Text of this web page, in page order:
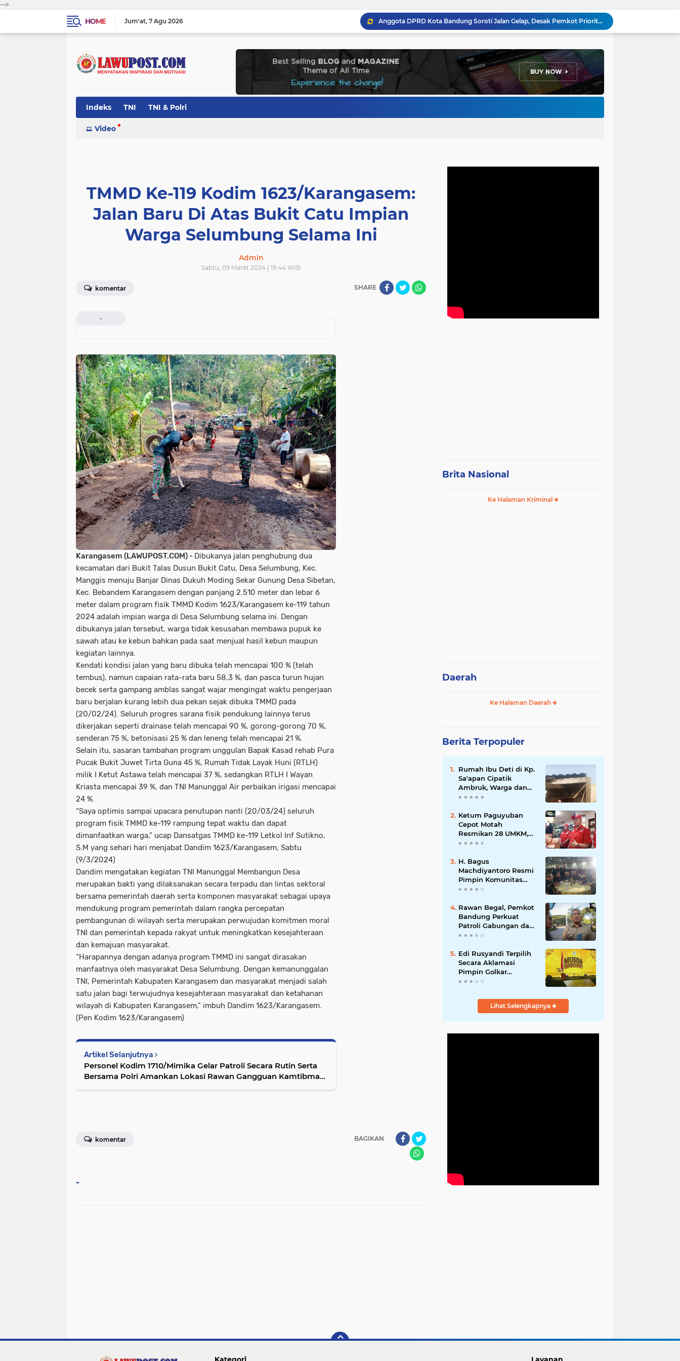
-->
HOME
Jum'at 7 Agu 2026
Anggota DPRD Kota Bandung Soroti Jalan Gelap, Desak Pemkot Prioritaskan Pembenahan PJU
Pemkot Bandung Gandeng Big Bad Wolf Hadirkan Festival Literasi Pages and Plates
Program Gaslah Kota Bandung Raih Apresiasi Pemerintah Pusat, Pengolahan Sampah Capai 30 Persen
Hikmah Setelah Ibadah Salat Jumat: Momentum Memperkuat Iman dan Kepedulian Sosial
Bupati Jeje Ritchie Ismail Rotasikan Kadishub dan Kadisbudpar, Serta Lantik Ratusan ASN Bandung Barat
Indeks TNI TNI & Polri
Video
TMMD Ke-119 Kodim 1623/Karangasem:
Jalan Baru Di Atas Bukit Catu Impian
Warga Selumbung Selama Ini
Admin
Sabtu, 09 Maret 2024 | 19.44 WIB
komentar SHARE
-
Karangasem (LAWUPOST.COM) - Dibukanya jalan penghubung dua
kecamatan dari Bukit Talas Dusun Bukit Catu, Desa Selumbung, Kec.
Manggis menuju Banjar Dinas Dukuh Moding Sekar Gunung Desa Sibetan,
Kec. Bebandem Karangasem dengan panjang 2.510 meter dan lebar 6
meter dalam program fisik TMMD Kodim 1623/Karangasem ke-119 tahun
2024 adalah impian warga di Desa Selumbung selama ini. Dengan
dibukanya jalan tersebut, warga tidak kesusahan membawa pupuk ke
sawah atau ke kebun bahkan pada saat menjual hasil kebun maupun
kegiatan lainnya.
Kendati kondisi jalan yang baru dibuka telah mencapai 100 % (telah
tembus), namun capaian rata-rata baru 58,3 %, dan pasca turun hujan
becek serta gampang amblas sangat wajar mengingat waktu pengerjaan
baru berjalan kurang lebih dua pekan sejak dibuka TMMD pada
(20/02/24). Seluruh progres sarana fisik pendukung lainnya terus
dikerjakan seperti drainase telah mencapai 90 %, gorong-gorong 70 %,
senderan 75 %, betonisasi 25 % dan leneng telah mencapai 21 %.
Selain itu, sasaran tambahan program unggulan Bapak Kasad rehab Pura
Pucak Bukit Juwet Tirta Guna 45 %, Rumah Tidak Layak Huni (RTLH)
milik I Ketut Astawa telah mencapai 37 %, sedangkan RTLH I Wayan
Kriasta mencapai 39 %, dan TNI Manunggal Air perbaikan irigasi mencapai
24 %.
“Saya optimis sampai upacara penutupan nanti (20/03/24) seluruh
program fisik TMMD ke-119 rampung tepat waktu dan dapat
dimanfaatkan warga,” ucap Dansatgas TMMD ke-119 Letkol Inf Sutikno,
S.M yang sehari hari menjabat Dandim 1623/Karangasem, Sabtu
(9/3/2024)
Dandim mengatakan kegiatan TNI Manunggal Membangun Desa
merupakan bakti yang dilaksanakan secara terpadu dan lintas sektoral
bersama pemerintah daerah serta komponen masyarakat sebagai upaya
mendukung program pemerintah dalam rangka percepatan
pembangunan di wilayah serta merupakan perwujudan komitmen moral
TNI dan pemerintah kepada rakyat untuk meningkatkan kesejahteraan
dan kemajuan masyarakat.
“Harapannya dengan adanya program TMMD ini sangat dirasakan
manfaatnya oleh masyarakat Desa Selumbung. Dengan kemanunggalan
TNI, Pemerintah Kabupaten Karangasem dan masyarakat menjadi salah
satu jalan bagi terwujudnya kesejahteraan masyarakat dan ketahanan
wilayah di Kabupaten Karangasem,” imbuh Dandim 1623/Karangasem.
(Pen Kodim 1623/Karangasem)
Artikel Selanjutnya
Personel Kodim 1710/Mimika Gelar Patroli Secara Rutin Serta
Bersama Polri Amankan Lokasi Rawan Gangguan Kamtibmas
BAGIKAN
komentar
-
Brita Nasional
Ke Halaman Kriminal
Daerah
Ke Halaman Daerah
Berita Terpopuler
Rumah Ibu Deti di Kp.
Sa'apan Cipatik
Ambruk, Warga dan
Pemdes Sigap Bantu
Ketum Paguyuban
Cepot Motah
Resmikan 28 UMKM,
Siap Gelar Festival
Jalan Braga
H. Bagus
Machdiyantoro Resmi
Pimpin Komunitas
BBC Periode 2026–
Solidaritas dan
Hadirkan Program
Nyata untuk
Masyarakat
Rawan Begal, Pemkot
Bandung Perkuat
Patroli Gabungan dan
Pengawasan Digital
Edi Rusyandi Terpilih
Secara Aklamasi
Pimpin Golkar
Bandung Barat,
Kepemimpinan
Harmonis "TurunLihat Selengkapnya